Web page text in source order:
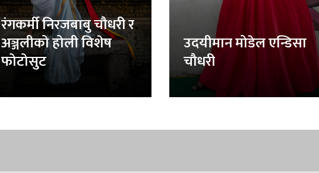
रंगकर्मी निरजबाबु चौधरी र
अञ्जलीको होली विशेष
फोटोसुट
उदयीमान मोडेल एन्डिसा
चौधरी